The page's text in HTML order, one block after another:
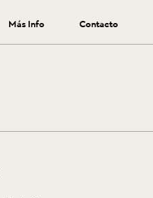
Más Info Contacto